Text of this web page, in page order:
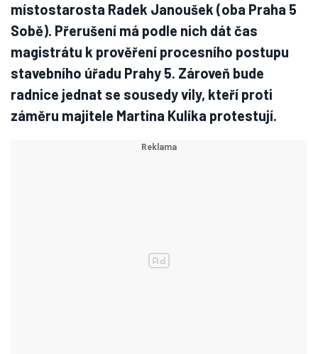
místostarosta Radek Janoušek (oba Praha 5
Sobě). Přerušení má podle nich dát čas
magistrátu k prověření procesního postupu
stavebního úřadu Prahy 5. Zároveň bude
radnice jednat se sousedy vily, kteří proti
záměru majitele Martina Kulíka protestují.